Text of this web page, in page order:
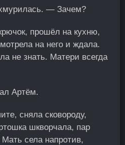
— Зачем?
прошёл на кухню,
на него и ждала.
не знать. Матери всегда
Артём.
сняла сковороду,
шкворчала, пар
села напротив,